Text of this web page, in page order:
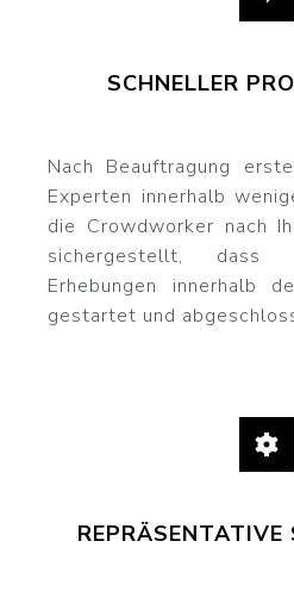
SCHNELLER
Nach Beauftragung
Experten innerhalb
die Crowdworker nach
sichergestellt, dass
Erhebungen innerhalb
gestartet und
REPRÄSENTATIVE